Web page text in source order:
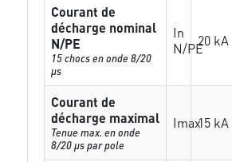
Courant de
décharge nominal
N/PE
15 chocs en onde 8/20
µs
In
N/PE20 kA
Courant de
décharge maximal
Tenue max. en onde
8/20 µs par pole
Imax15 kA